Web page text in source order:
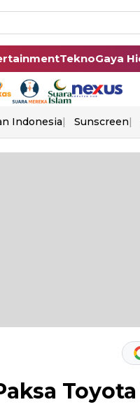
TeknoGaya
Indonesia Sunscreen